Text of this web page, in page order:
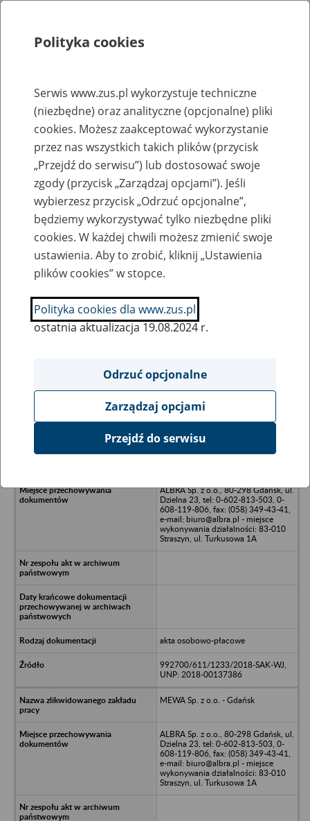
Rejestry, ewidencje i archiwa
Baza zlikwidowanych lub
przekształconych zakładów pracy
Nazwa zakładu pracy:
SZUKAJ
Ukryj wszystkie pozycje bazy
MOOREX Sp. z o.o. - Gdańsk, ul.
ALBRA Sp. z o.o., 80-298 Gdańsk, ul.
Dzielna 23, tel: 0-602-813-503, 0-
608-119-806, fax: (058) 349-43-41,
e-mail: biuro@albra.pl - miejsce
wykonywania działalności: 83-010
Straszyn, ul. Turkusowa 1A
akta osobowo-płacowe
992700/611/1233/2018-SAK-WJ,
UNP: 2018-00137386
MEWA Sp. z o.o. - Gdańsk
ALBRA Sp. z o.o., 80-298 Gdańsk, ul.
Dzielna 23, tel: 0-602-813-503, 0-
608-119-806, fax: (058) 349-43-41,
e-mail: biuro@albra.pl - miejsce
wykonywania działalności: 83-010
Straszyn, ul. Turkusowa 1A
Polityka cookies
Serwis www.zus.pl wykorzystuje techniczne
(niezbędne) oraz analityczne (opcjonalne) pliki
cookies. Możesz zaakceptować wykorzystanie
przez nas wszystkich takich plików (przycisk
„Przejdź do serwisu”) lub dostosować swoje
zgody (przycisk „Zarządzaj opcjami”). Jeśli
wybierzesz przycisk „Odrzuć opcjonalne”,
będziemy wykorzystywać tylko niezbędne pliki
cookies. W każdej chwili możesz zmienić swoje
ustawienia. Aby to zrobić, kliknij „Ustawienia
plików cookies” w stopce.
Polityka cookies dla www.zus.pl
ostatnia aktualizacja 19.08.2024 r.
Odrzuć opcjonalne
Zarządzaj opcjami
Przejdź do serwisu